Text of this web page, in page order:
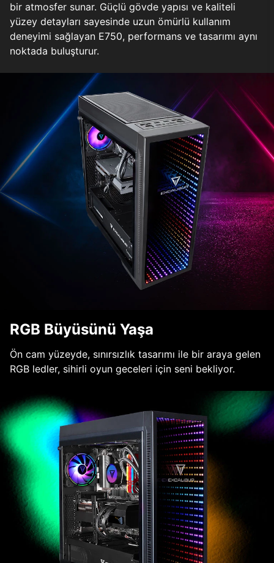
bir atmosfer sunar. Güçlü gövde yapısı ve kaliteli
yüzey detayları sayesinde uzun ömürlü kullanım
deneyimi sağlayan E750, performans ve tasarımı aynı
noktada buluşturur.
RGB Büyüsünü Yaşa
Ön cam yüzeyde, sınırsızlık tasarımı ile bir araya gelen
RGB ledler, sihirli oyun geceleri için seni bekliyor.